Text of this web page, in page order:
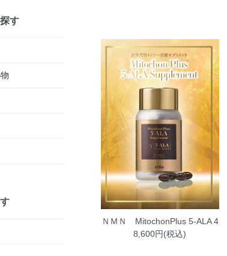
ＮＭＮ MitochonPlus 5-ALA4
8,600円(税込)
す